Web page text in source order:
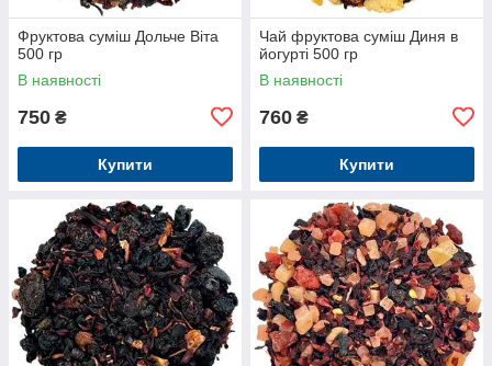
Фруктова суміш Дольче Віта
500 гр
В наявності
750 ₴
Купити
Чай фруктова суміш Диня в
йогурті 500 гр
В наявності
760 ₴
Купити